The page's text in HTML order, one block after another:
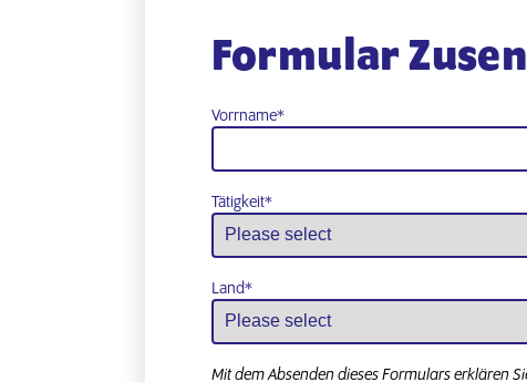
Formular
Vorrname*
Tätigkeit*
Land*
Mit dem Absenden dieses Formulars erklären